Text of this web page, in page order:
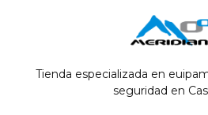
Tienda especializada en
seguridad en